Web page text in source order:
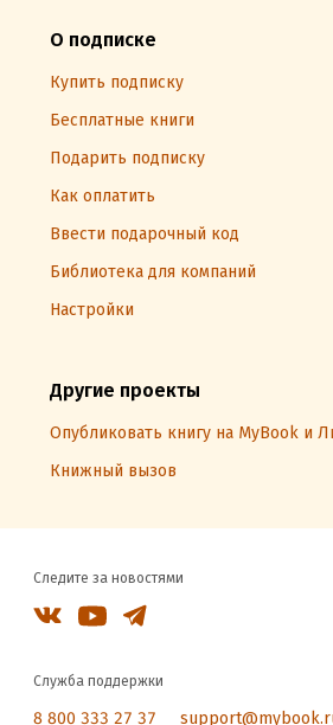
О подписке
Купить подписку
Бесплатные книги
Подарить подписку
Как оплатить
Ввести подарочный код
Библиотека для компаний
Настройки
Другие проекты
Опубликовать книгу на MyBook и
Книжный вызов
Следите за новостями
Служба поддержки
8 800 333 27 37